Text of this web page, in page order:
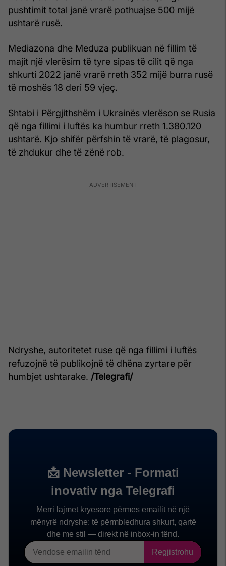
pushtimit total janë vrarë pothuajse 500 mijë
ushtarë rusë.
Mediazona dhe Meduza publikuan në fillim të
majit një vlerësim të tyre sipas të cilit që nga
shkurti 2022 janë vrarë rreth 352 mijë burra rusë
të moshës 18 deri 59 vjeç.
Shtabi i Përgjithshëm i Ukrainës vlerëson se Rusia
që nga fillimi i luftës ka humbur rreth 1.380.120
ushtarë. Kjo shifër përfshin të vrarë, të plagosur,
të zhdukur dhe të zënë rob.
Ndryshe, autoritetet ruse që nga fillimi i luftës
refuzojnë të publikojnë të dhëna zyrtare për
humbjet ushtarake. /Telegrafi/